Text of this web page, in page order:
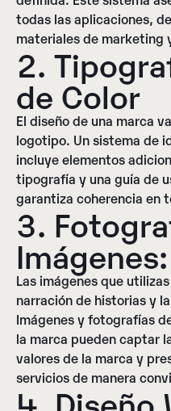
todas las aplicaciones,
materiales de marketing
2.
de Color
El diseño de una marca
logotipo. Un sistema de
incluye elementos
tipografía y una guía de
garantiza coherencia en
3.
Imágenes:
Las imágenes que
narración de historias y
Imágenes y fotografías
la marca pueden captar
valores de la marca y
servicios de manera